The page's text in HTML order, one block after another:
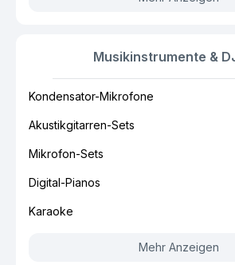
Musikinstrumente &
Kondensator-Mikrofone
Akustikgitarren-Sets
Mikrofon-Sets
Digital-Pianos
Karaoke
Mehr Anzeigen